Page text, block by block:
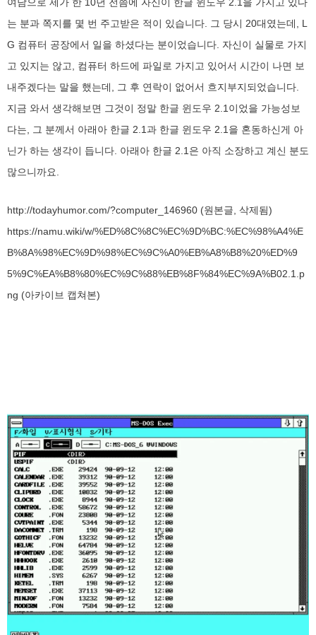
여담으로 제가 한 10년 전쯤에 자신이 한글 윈도우 2.1을 가지고 있다
는 분과 쪽지를 몇 번 주고받은 적이 있습니다. 그 당시 20대였는데, L
G 컴퓨터 공장에서 일을 하셨다는 분이었습니다. 자신이 실물로 가지
고 있지는 않고, 컴퓨터 하드에 파일로 가지고 있어서 시간이 나면 보
내주겠다는 말을 했는데, 그 후 연락이 없어서 흐지부지되었습니다.
지금 와서 생각해보면 그것이 정말 한글 윈도우 2.1이었을 가능성보
다는, 그 분께서 아래아 한글 2.1과 한글 윈도우 2.1을 혼동하신게 아
닌가 하는 생각이 듭니다. 아래아 한글 2.1은 아직 소장하고 계신 분도
많으니까요.
http://todayhumor.com/?computer_146960 (원본글, 삭제됨)
https://namu.wiki/w/%ED%8C%8C%EC%9D%BC:%EC%98%A4%E
B%8A%98%EC%9D%98%EC%9C%A0%EB%A8%B8%20%ED%9
5%9C%EA%B8%80%EC%9C%88%EB%8F%84%EC%9A%B02.1.p
ng (아카이브 캡쳐본)